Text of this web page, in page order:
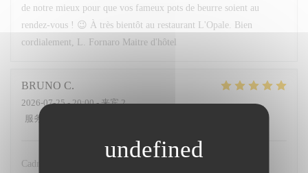
de notre mieux pour que vos fameux pots de beurre soient au
rendez-vous ! 😉 À très bientôt au restaurant L'Opale. Bien
cordialement, L. Fornaro Maitre d'hôtel
BRUNO C
2026-07-25- 20:00 - 来宾 2
服务
Cadre service qualité des menus